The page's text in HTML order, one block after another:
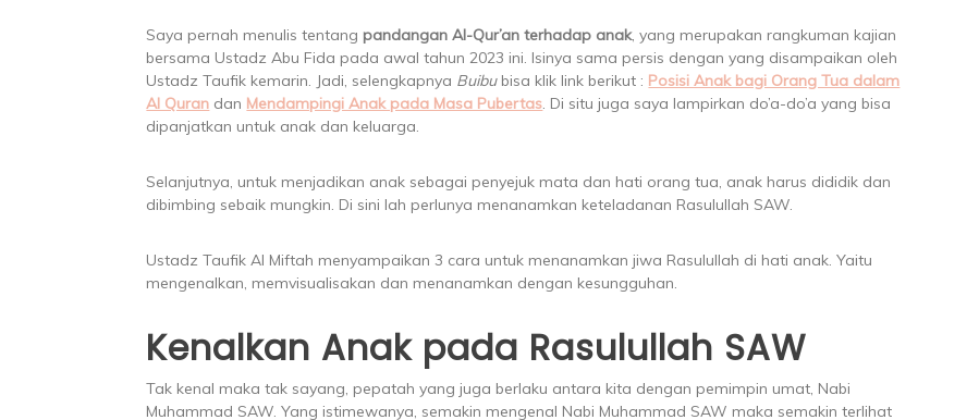
Saya pernah menulis tentang pandangan Al-Qur’an terhadap anak, yang merupakan rangkuman kajian
bersama Ustadz Abu Fida pada awal tahun 2023 ini. Isinya sama persis dengan yang disampaikan oleh
Ustadz Taufik kemarin. Jadi, selengkapnya Buibubisa klik link berikut : Posisi Anak bagi Orang Tua dalam
Al Quran dan Mendampingi Anak pada Masa Pubertas . Di situ juga saya lampirkan do’a-do’a yang bisa
dipanjatkan untuk anak dan keluarga.
Selanjutnya, untuk menjadikan anak sebagai penyejuk mata dan hati orang tua, anak harus dididik dan
dibimbing sebaik mungkin. Di sini lah perlunya menanamkan keteladanan Rasulullah SAW.
Ustadz Taufik Al Miftah menyampaikan 3 cara untuk menanamkan jiwa Rasulullah di hati anak. Yaitu
mengenalkan, memvisualisakan dan menanamkan dengan kesungguhan.
Kenalkan Anak pada Rasulullah SAW
Tak kenal maka tak sayang, pepatah yang juga berlaku antara kita dengan pemimpin umat, Nabi
Muhammad SAW. Yang istimewanya, semakin mengenal Nabi Muhammad SAW maka semakin terlihat